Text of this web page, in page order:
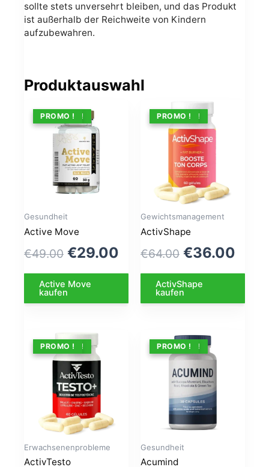
sollte stets unversehrt bleiben, und das Produkt
ist außerhalb der Reichweite von Kindern
aufzubewahren.
Produktauswahl
ANGEBOT !
PROMO !
Gesundheit
Active Move
€49.00 Le
prix
initial
était :
€29.00
prix
actuel
est :
Active Move
kaufen
ANGEBOT !
PROMO !
Gewichtsmanagement
ActivShape
€64.00 Le
prix
initial
était :
€36.00
prix
est :
ActivShape
kaufen
ANGEBOT !
PROMO !
Erwachsenenprobleme
ActivTesto
ANGEBOT !
PROMO !
Gesundheit
Acumind